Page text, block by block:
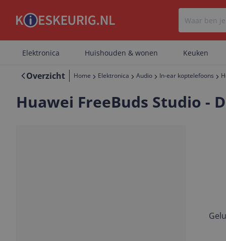
Elektronica Huishouden & wonen Keuken
Overzicht Home Elektronica Audio In-ear koptelefoons
Huawei FreeBuds Studio -